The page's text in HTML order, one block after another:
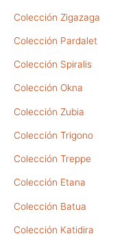
Colección Zigazaga
Colección Pardalet
Colección Spiralis
Colección Okna
Colección Zubia
Colección Trigono
Colección Treppe
Colección Etana
Colección Batua
Colección Katidira